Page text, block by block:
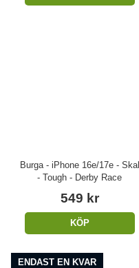
Burga - iPhone 16e/17e - Skal
- Tough - Derby Race
549 kr
KÖP
ENDAST EN KVAR